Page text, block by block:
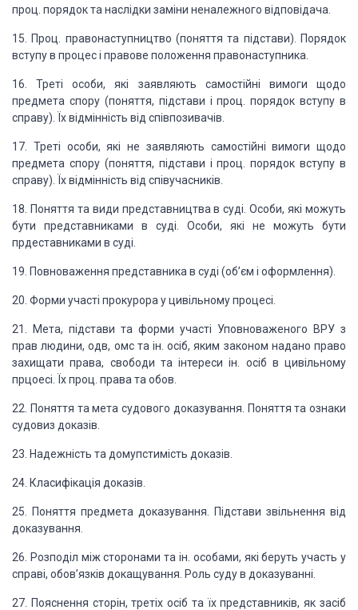
проц. порядок та наслідки заміни неналежного відповідача.
15. Проц. правонаступництво (поняття та підстави). Порядок
вступу в процес і правове положення правонаступника.
16. Треті особи, які заявляють самостійні вимоги щодо
предмета спору (поняття, підстави і проц. порядок вступу в
справу). Їх відмінність від співпозивачів.
17. Треті особи, які не заявляють самостійні вимоги щодо
предмета спору (поняття, підстави і проц. порядок вступу в
справу). Їх відмінність від співучасників.
18. Поняття та види представництва в суді. Особи, які можуть
бути представниками в суді. Особи, які не можуть бути
прдеставниками в суді.
19. Повноваження представника в суді (об’єм і оформлення).
20. Форми участі прокурора у цивільному процесі.
21. Мета, підстави та форми участі Уповноваженого ВРУ з
прав людини, одв, омс та ін. осіб, яким законом надано право
захищати права, свободи та інтереси ін. осіб в цивільному
прцоесі. Їх проц. права та обов.
22. Поняття та мета судового доказування. Поняття та ознаки
судовиз доказів.
23. Надежність та домупстимість доказів.
24. Класифікація доказів.
25. Поняття предмета доказування.
Підстави звільнення від
доказування.
26. Розподіл між сторонами та ін. особами, які беруть участь у
справі, обов’язків докащування. Роль суду в доказуванні.
27. Пояснення сторін, третіх осіб та їх представників, як засіб